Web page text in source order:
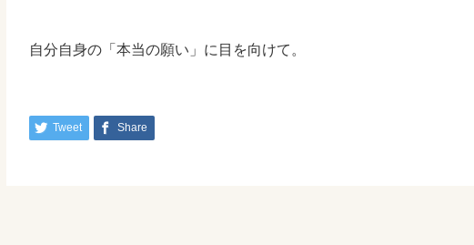
自分自身の「本当の願い」に目を向けて。
Tweet Share